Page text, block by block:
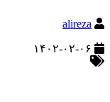
alireza